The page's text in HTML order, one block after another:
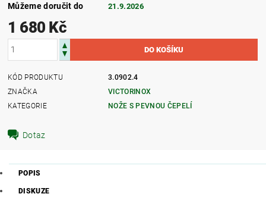
Můžeme doručit do
21.9.2026
1 680 Kč
KÓD PRODUKTU
3.0902.4
ZNAČKA
VICTORINOX
KATEGORIE
NOŽE S PEVNOU ČEPELÍ
Dotaz
POPIS
DISKUZE